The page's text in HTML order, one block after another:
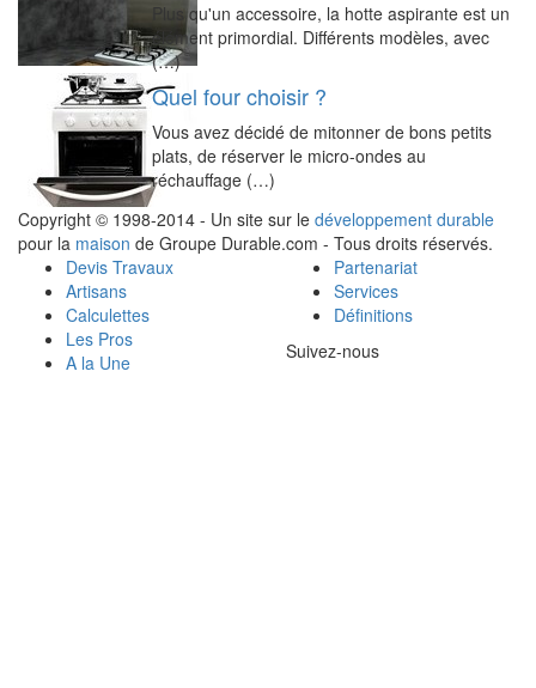
Plus qu'un accessoire, la hotte aspirante est un
élément primordial. Différents modèles, avec
(…)
Quel four choisir ?
Vous avez décidé de mitonner de bons petits
plats, de réserver le micro-ondes au
réchauffage (…)
Copyright © 1998-2014 - Un site sur le développement durable
pour la maison de Groupe Durable.com - Tous droits réservés.
Devis Travaux
Artisans
Calculettes
Les Pros
A la Une
Partenariat
Services
Définitions
Suivez-nous